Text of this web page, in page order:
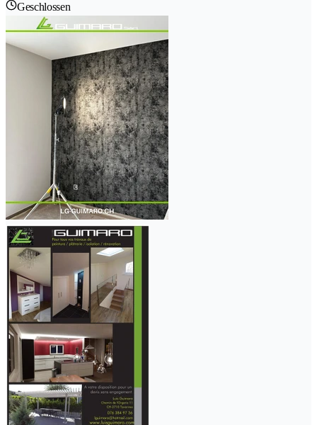
Geschlossen